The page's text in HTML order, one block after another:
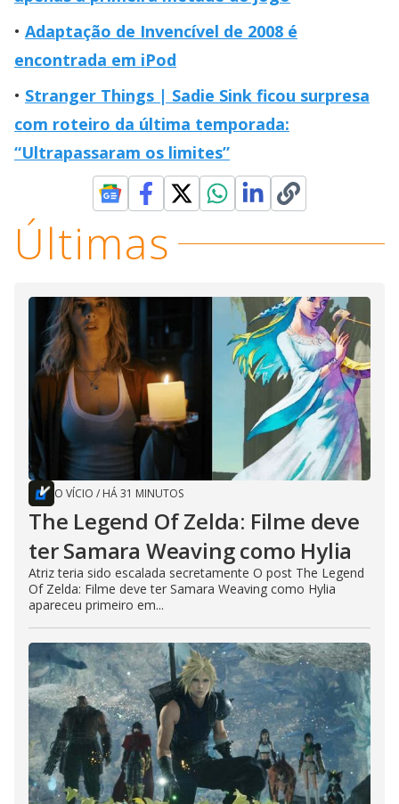
Adaptação de Invencível de 2008 é
encontrada em iPod
Stranger Things | Sadie Sink ficou surpresa
com roteiro da última temporada:
“Ultrapassaram os limites”
Últimas
O VÍCIO / HÁ 31 MINUTOS
The Legend Of Zelda: Filme deve
ter Samara Weaving como Hylia
Atriz teria sido escalada secretamente O post The Legend
Of Zelda: Filme deve ter Samara Weaving como Hylia
apareceu primeiro em...